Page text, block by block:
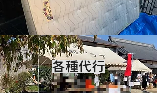
​各種代行​